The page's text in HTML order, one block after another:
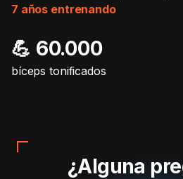
7 años entrenando
💪 60.000
bíceps tonificados
¿Alguna